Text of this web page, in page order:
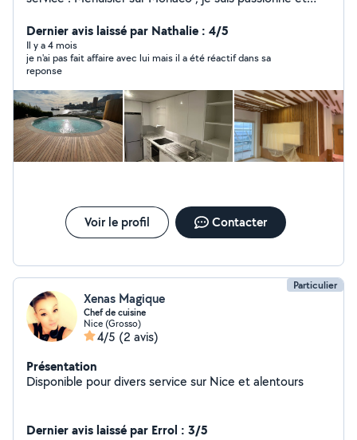
Dernier avis laissé par Nathalie : 4/5
Il y a 4 mois
je n'ai pas fait affaire avec lui mais il a été réactif dans sa
reponse
Voir le profil Contacter
Particulier
Xenas Magique
Chef de cuisine
Nice (Grosso)
4/5 (2 avis)
Présentation
Disponible pour divers service sur Nice et alentours
Dernier avis laissé par Errol : 3/5